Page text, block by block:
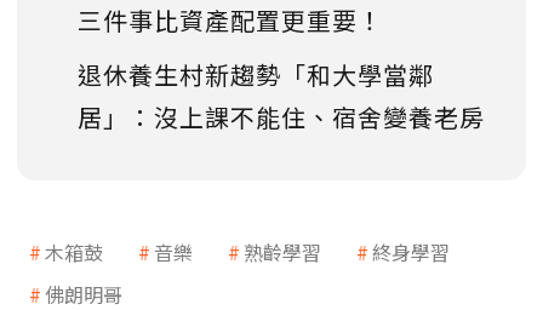
三件事比資產配置更重要！
退休養生村新趨勢「和大學當鄰
居」：沒上課不能住、宿舍變養老房
木箱鼓 音樂 熟齡學習
終身學習
佛朗明哥